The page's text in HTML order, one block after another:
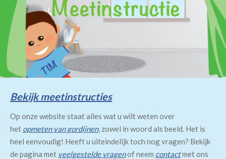
Bekijk meetinstructies
Op onze website staat alles wat u wilt weten over
het opmeten van gordijnen, zowel in woord als beeld. Het is
heel eenvoudig! Heeft u uiteindelijk toch nog vragen? Bekijk
de pagina met veelgestelde vragenof neem contactmet ons